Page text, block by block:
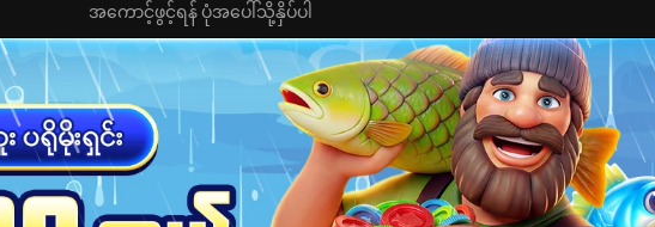
အကောင့်ဖွင့်ရန် ပုံအပေါ်သို့နှိပ်ပါ